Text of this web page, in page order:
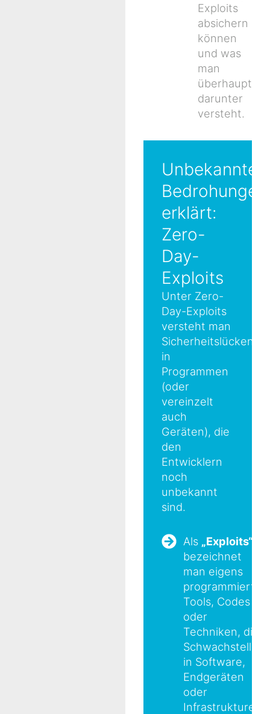
Exploits
absichern
können
und was
man
überhaupt
darunter
versteht.
Unbekannte
Bedrohungen
erklärt:
Zero-
Day-
Exploits
Unter Zero-
Day-Exploits
versteht man
Sicherheitslücken
in
Programmen
(oder
vereinzelt
auch
Geräten), die
den
Entwicklern
noch
unbekannt
sind.
Als „Exploits“
bezeichnet
man eigens
programmierte
Tools, Codes
oder
Techniken, die
Schwachstellen
in Software,
Endgeräten
oder
Infrastrukturen